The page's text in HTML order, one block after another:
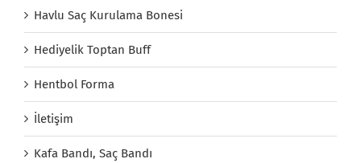
Havlu Saç Kurulama Bonesi
Hediyelik Toptan Buff
Hentbol Forma
İletişim
Kafa Bandı, Saç Bandı